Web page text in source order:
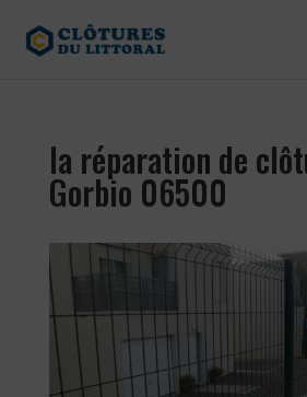
la réparation de
Gorbio 06500